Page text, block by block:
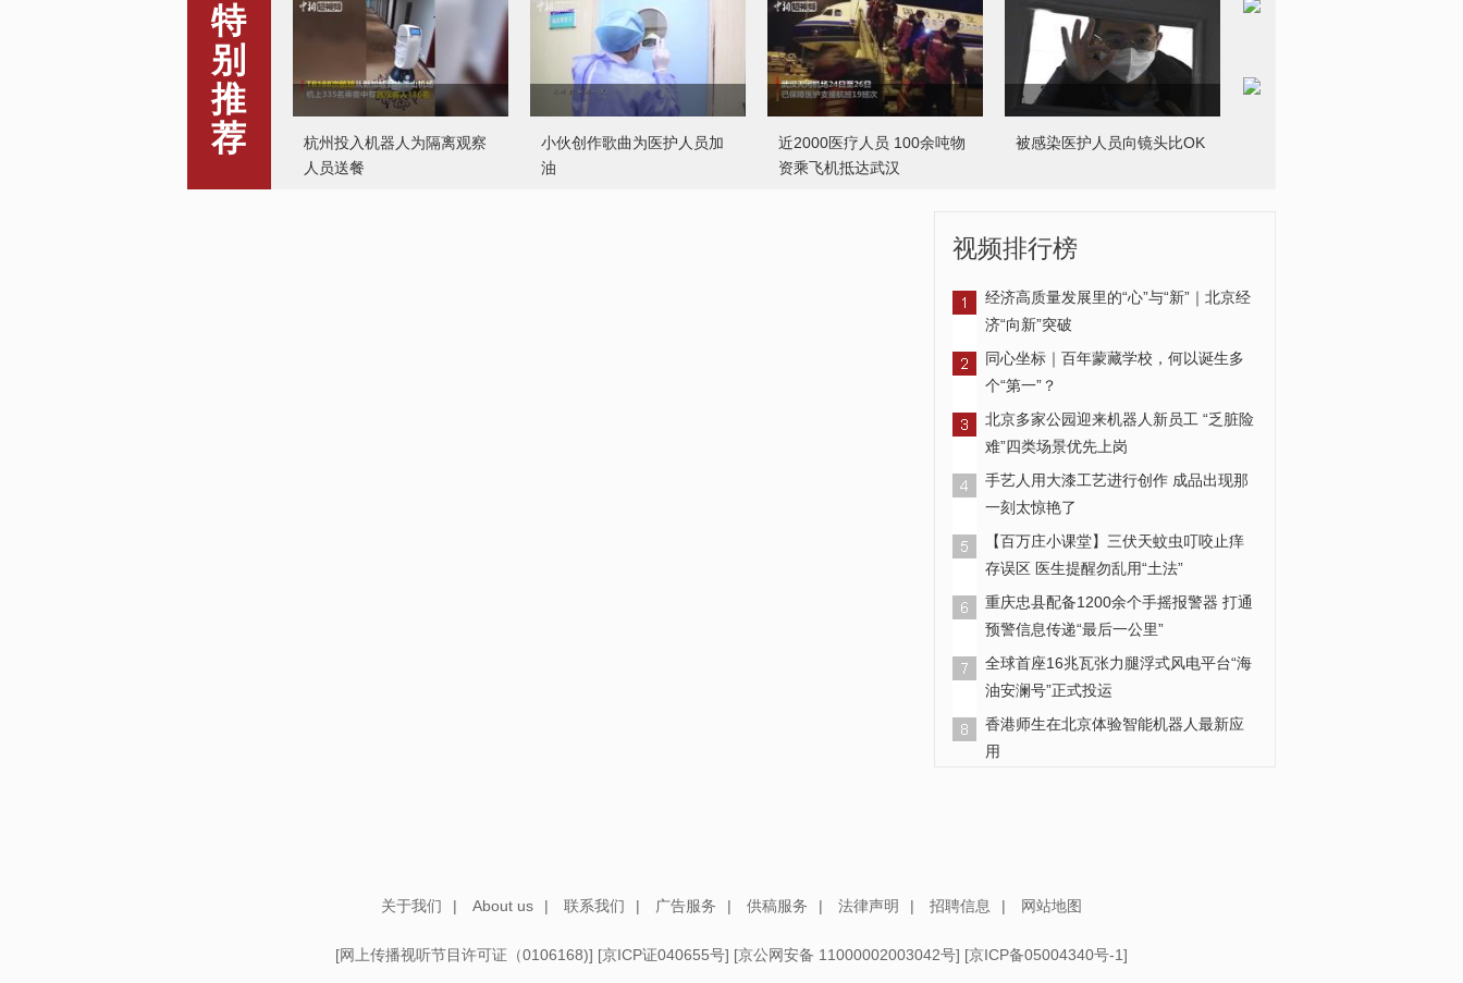
特
别
推
荐
杭州投入机器人为隔离观察
小伙创作歌曲为医护人员加
近2000医疗人员 100余吨物
资乘飞机抵达武汉
被感染医护人员向镜头比OK
视频排行榜
经济高质量发展里的“心”与“新”｜北京经
济“向新”突破
同心坐标｜百年蒙藏学校，何以诞生多
个“第一”？
北京多家公园迎来机器人新员工 “乏脏险
难”四类场景优先上岗
手艺人用大漆工艺进行创作 成品出现那
一刻太惊艳了
【百万庄小课堂】三伏天蚊虫叮咬止痒
存误区 医生提醒勿乱用“土法”
重庆忠县配备1200余个手摇报警器 打通
预警信息传递“最后一公里”
全球首座16兆瓦张力腿浮式风电平台“海
油安澜号”正式投运
香港师生在北京体验智能机器人最新应
用
关于我们
| About us | 联系我们 | 广告服务 | 供稿服务 | 法律声明 | 招聘信息 | 网站地图
[网上传播视听节目许可证（0106168)] [京ICP证040655号] [京公网安备 11000002003042号] [京ICP备05004340号-1]